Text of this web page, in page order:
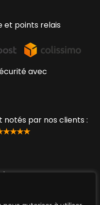
et points relais
avec
notés par nos clients :
par QUEEN TOYS